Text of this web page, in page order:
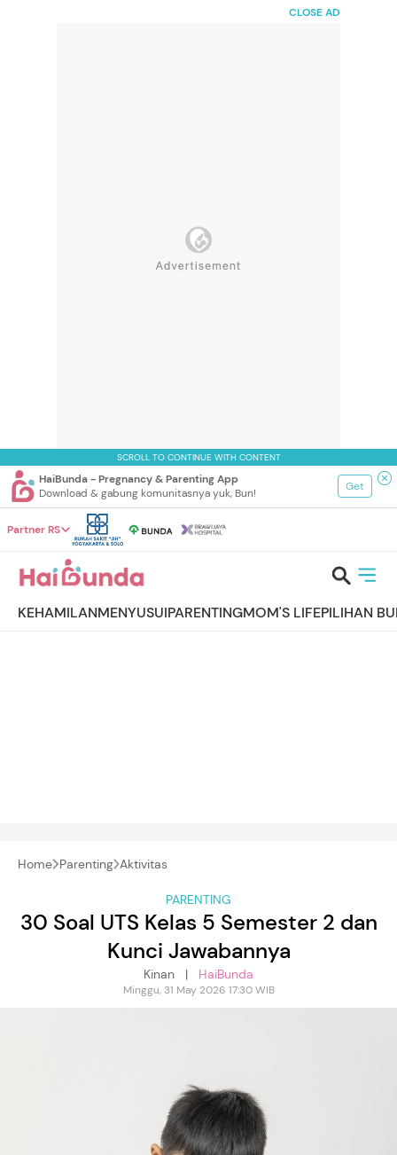
CLOSE AD
SCROLL TO CONTINUE WITH CONTENT
HaiBunda - Pregnancy & Parenting App
Download & gabung komunitasnya yuk, Bun!
Get
Partner RS
KEHAMILANMENYUSUIPARENTINGMOM'S LIFEPILIHAN
Home Parenting Aktivitas
PARENTING
30 Soal UTS Kelas 5 Semester 2 dan
Kunci Jawabannya
Kinan | HaiBunda
Minggu, 31 May 2026 17:30 WIB